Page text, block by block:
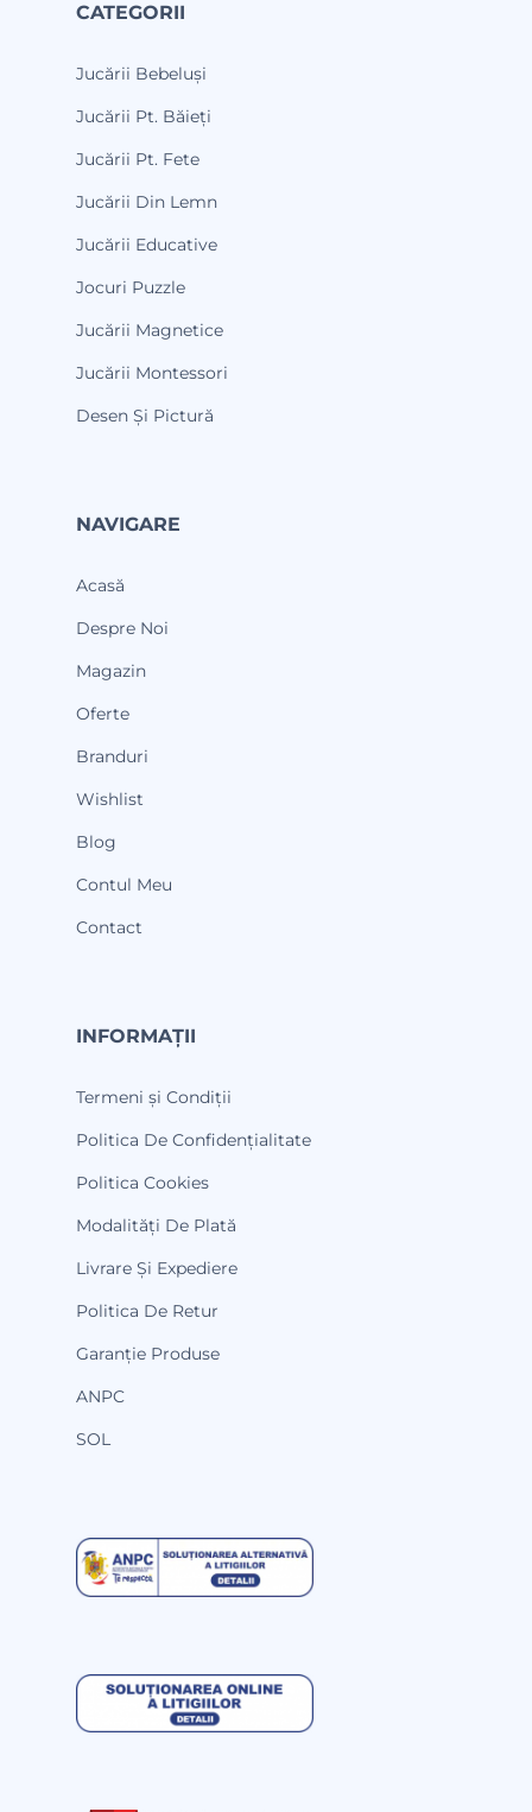
CATEGORII
Jucării Bebeluși
Jucării Pt. Băieți
Jucării Pt. Fete
Jucării Din Lemn
Jucării Educative
Jocuri Puzzle
Jucării Magnetice
Jucării Montessori
Desen Și Pictură
NAVIGARE
Acasă
Despre Noi
Magazin
Oferte
Branduri
Wishlist
Blog
Contul Meu
Contact
INFORMAȚII
Termeni și Condiții
Politica De Confidențialitate
Politica Cookies
Modalități De Plată
Livrare Și Expediere
Politica De Retur
Garanție Produse
ANPC
SOL